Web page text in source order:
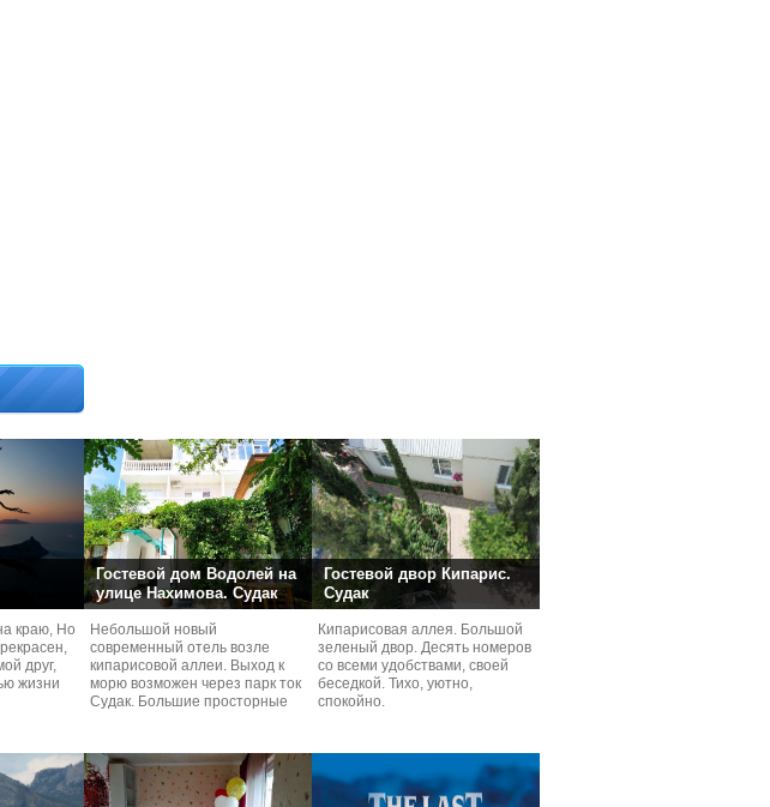
краю, Но
друг,
жизни
Гостевой дом Водолей на
улице Нахимова. Судак
Небольшой новый
современный отель возле
кипарисовой аллеи. Выход к
морю возможен через парк ток
Судaк. Большие просторные
Гостевой двор Кипарис.
Судак
Кипарисовая аллея. Большой
зеленый двор. Десять номеров
со всеми удобствами, своей
беседкой. Тихо, уютно,
спокойно.